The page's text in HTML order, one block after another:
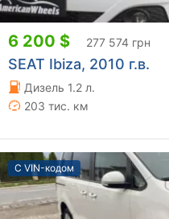
6 200 $ 277 574 грн
SEAT Ibiza, 2010 г.в.
Дизель 1.2 л.
203 тис. км
С VIN-кодом